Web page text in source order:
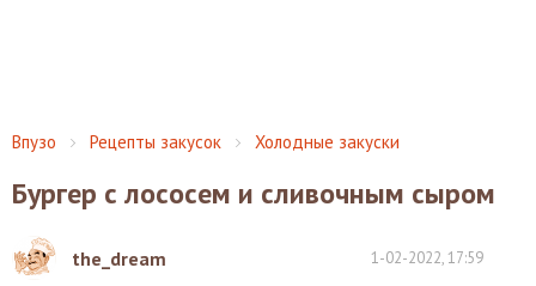
Впузо Рецепты закусок Холодные закуски
Бургер с лососем и сливочным сыром
the_dream 1-02-2022, 17:59